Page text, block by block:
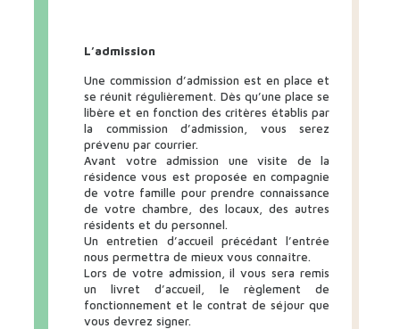
L’admission
Une commission d’admission est en place et
se réunit régulièrement. Dès qu’une place se
libère et en fonction des critères établis par
la commission d’admission, vous serez
prévenu par courrier.
Avant votre admission une visite de la
résidence vous est proposée en compagnie
de votre famille pour prendre connaissance
de votre chambre, des locaux, des autres
résidents et du personnel.
Un entretien d’accueil précédant l’entrée
nous permettra de mieux vous connaître.
Lors de votre admission, il vous sera remis
un livret d’accueil, le règlement de
fonctionnement et le contrat de séjour que
vous devrez signer.